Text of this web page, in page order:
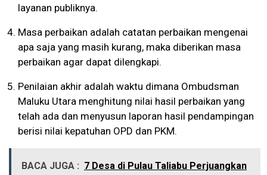
layanan publiknya.
Masa perbaikan adalah catatan perbaikan mengenai
apa saja yang masih kurang, maka diberikan masa
perbaikan agar dapat dilengkapi.
Penilaian akhir adalah waktu dimana Ombudsman
Maluku Utara menghitung nilai hasil perbaikan yang
telah ada dan menyusun laporan hasil pendampingan
berisi nilai kepatuhan OPD dan PKM.
BACA JUGA : 7 Desa di Pulau Taliabu Perjuangkan